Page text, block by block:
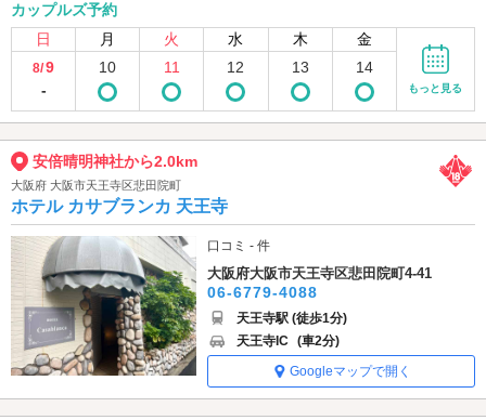
カップルズ予約
日
月 火 水 木 金
8/9
-
10 11 12 13 14
もっと見る
安倍晴明神社から2.0km
大阪府 大阪市天王寺区悲田院町
ホテル カサブランカ 天王寺
口コミ - 件
大阪府大阪市天王寺区悲田院町4-41
06-6779-4088
天王寺駅 (徒歩1分)
天王寺IC (車2分)
Googleマップで開く